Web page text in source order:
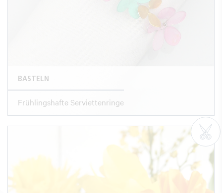
BASTELN
Frühlingshafte Serviettenringe